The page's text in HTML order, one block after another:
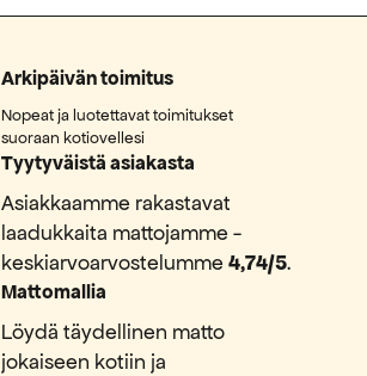
Arkipäivän toimitus
Nopeat ja luotettavat toimitukset
suoraan kotiovellesi
Tyytyväistä asiakasta
Asiakkaamme rakastavat
laadukkaita mattojamme -
keskiarvoarvostelumme4,74/5.
Mattomallia
Löydä täydellinen matto
jokaiseen kotiin ja